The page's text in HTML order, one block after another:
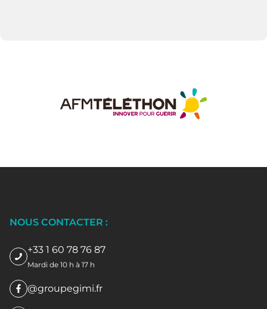
NOUS CONTACTER :
+33 1 60 78 76 87
Mardi de 10 h à 17 h
@groupegimi.fr